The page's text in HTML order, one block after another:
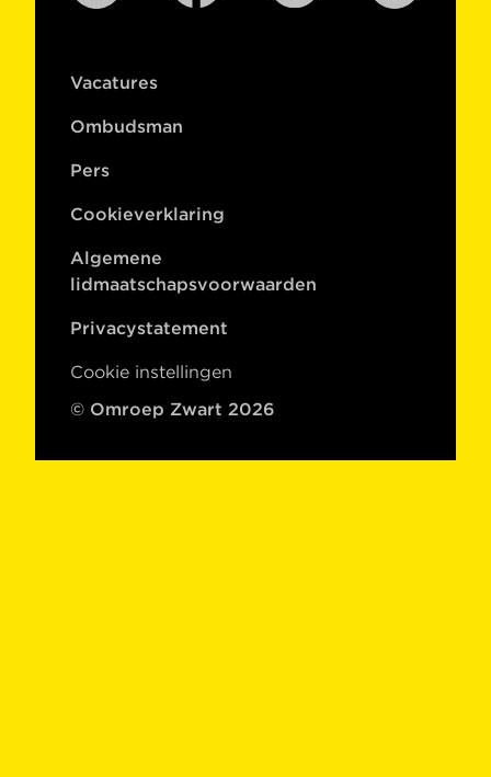
Vacatures
Ombudsman
Pers
Cookieverklaring
Algemene
lidmaatschapsvoorwaarden
Privacystatement
Cookie instellingen
© Omroep Zwart 2026